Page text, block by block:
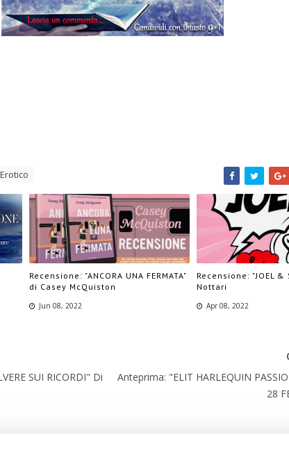
Recensione: "ANCORA UNA FERMATA"
di Casey McQuiston
Jun 08, 2022
Recensione: "JOEL &
Nottari
Apr 08, 2022
SUI RICORDI" Di
Anteprima: "eLIT HARLEQUIN
28